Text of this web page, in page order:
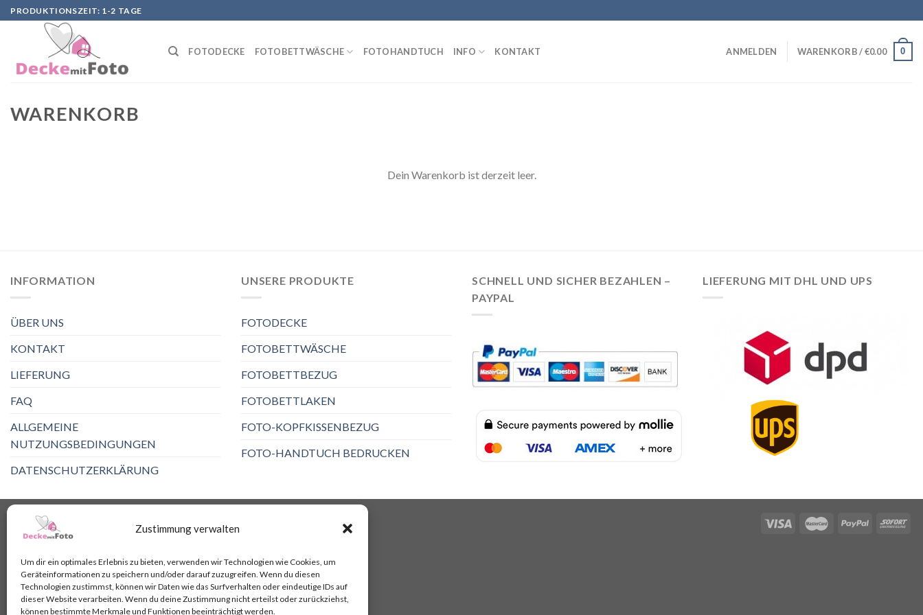
Zustimmung verwalten
Um dir ein optimales Erlebnis zu bieten, verwenden wir Technologien wie Cookies, um
Geräteinformationen zu speichern und/oder darauf zuzugreifen. Wenn du diesen
Technologien zustimmst, können wir Daten wie das Surfverhalten oder eindeutige IDs auf
dieser Website verarbeiten. Wenn du deine Zustimmung nicht erteilst oder zurückziehst,
können bestimmte Merkmale und Funktionen beeinträchtigt werden.
Skip
to
PRODUKTIONSZEIT: 1-2 TAGE
FOTODECKE FOTOBETTWÄSCHE FOTOHANDTUCH INFO KONTAKT ANMELDEN WARENKORB /€0.00 0
WARENKORB
Dein Warenkorb ist derzeit leer.
INFORMATION
ÜBER UNS
KONTAKT
LIEFERUNG
FAQ
ALLGEMEINE
NUTZUNGSBEDINGUNGEN
DATENSCHUTZERKLÄRUNG
UNSERE PRODUKTE
FOTODECKE
FOTOBETTWÄSCHE
FOTOBETTBEZUG
FOTOBETTLAKEN
FOTO-KOPFKISSENBEZUG
FOTO-HANDTUCH BEDRUCKEN
SCHNELL UND SICHER BEZAHLEN –
PAYPAL
LIEFERUNG MIT DHL UND UPS
Copyright 2026 ©